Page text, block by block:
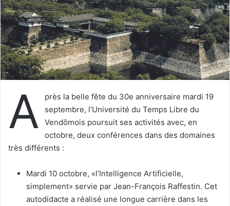
n
c
o
u
r
r
i
e
A
près la belle fête du 30e anniversaire mardi 19
septembre, l’Université du Temps Libre du
Vendômois poursuit ses activités avec, en
octobre, deux conférences dans des domaines
très différents :
Mardi 10 octobre, «l’Intelligence Artificielle,
simplement» servie par Jean-François Raffestin. Cet
autodidacte a réalisé une longue carrière dans les